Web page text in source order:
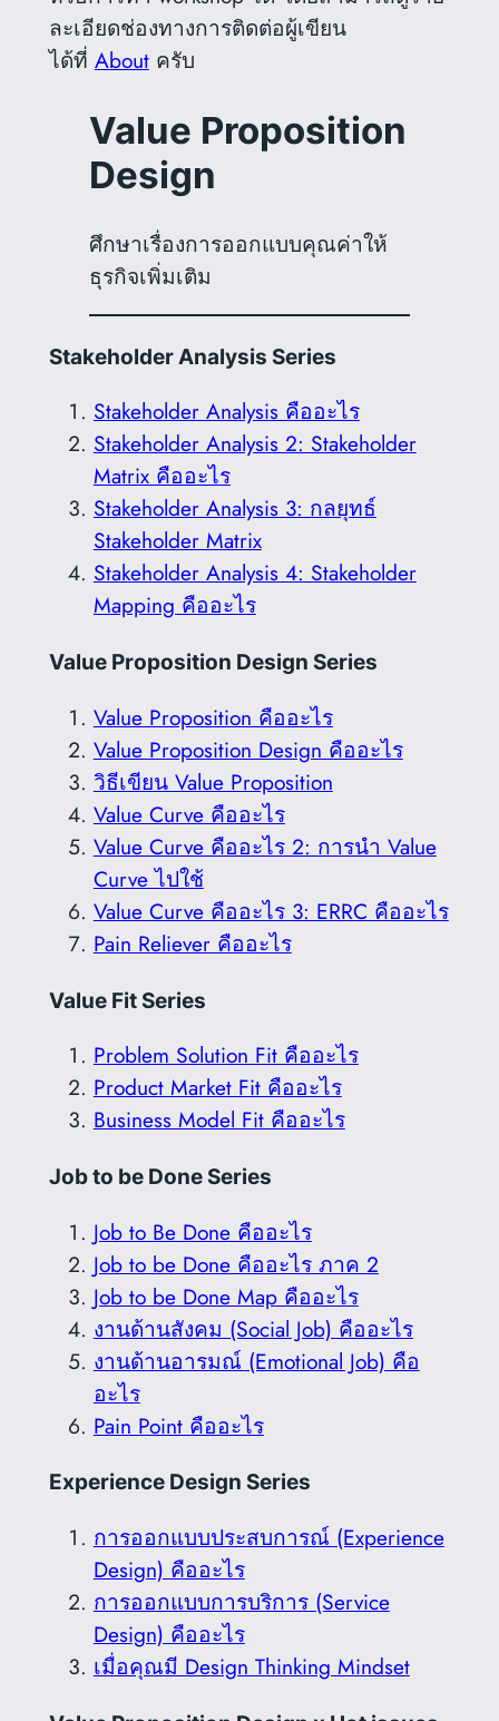
ละเอียดช่องทางการติดต่อผู้เขียน
ได้ที่ Aboutครับ
Value Proposition
Design
ศึกษาเรื่องการออกแบบคุณค่าให้
ธุรกิจเพิ่มเติม
Stakeholder Analysis Series
Stakeholder Analysis คืออะไร
Stakeholder Analysis 2: Stakeholder
Matrix คืออะไร
Stakeholder Analysis 3: กลยุทธ์
Stakeholder Matrix
Stakeholder Analysis 4: Stakeholder
Mapping คืออะไร
Value Proposition Design Series
Value Proposition คืออะไร
Value Proposition Design คืออะไร
วิธีเขียน Value Proposition
Value Curve คืออะไร
Value Curve คืออะไร 2: การนำ Value
Curve ไปใช้
Value Curve คืออะไร 3: ERRC คืออะไร
Pain Reliever คืออะไร
Value Fit Series
Problem Solution Fit คืออะไร
Product Market Fit คืออะไร
Business Model Fit คืออะไร
Job to be Done Series
Job to Be Done คืออะไร
Job to be Done คืออะไร ภาค 2
Job to be Done Map คืออะไร
งานด้านสังคม (Social Job) คืออะไร
งานด้านอารมณ์ (Emotional Job) คือ
อะไร
Pain Point คืออะไร
Experience Design Series
การออกแบบประสบการณ์ (Experience
Design) คืออะไร
การออกแบบการบริการ (Service
Design) คืออะไร
เมื่อคุณมี Design Thinking Mindset